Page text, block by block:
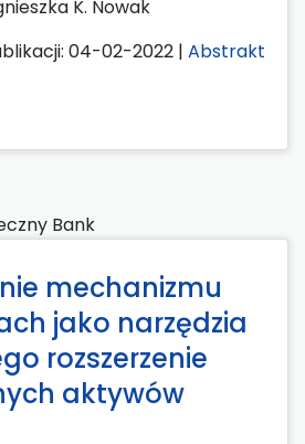
K. Nowak
04-02-2022 | Abstrakt
Bank
mechanizmu
jako narzędzia
rozszerzenie
aktywów